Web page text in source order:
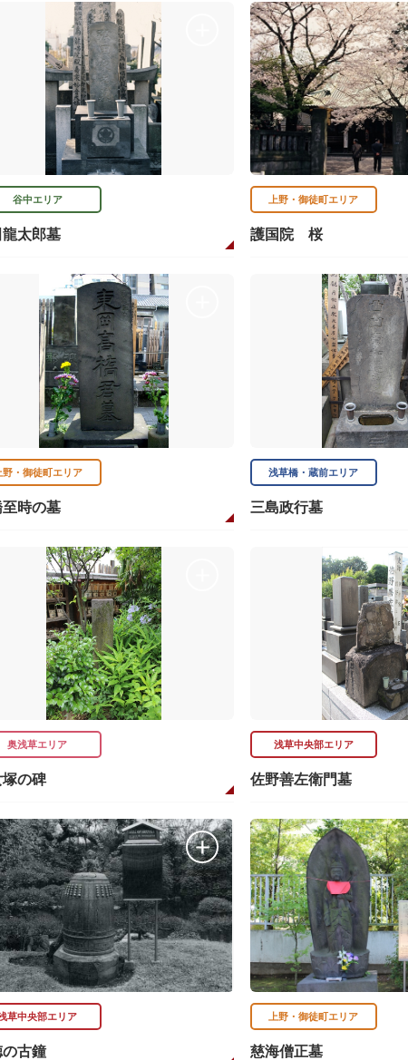
谷中エリア
太郎墓
上野・御徒町エリア
護国院 桜
野・御徒町エリア
時の墓
浅草橋・蔵前エリア
三島政行墓
奥浅草エリア
の碑
浅草中央部エリア
佐野善左衛門墓
草中央部エリア
古鐘
上野・御徒町エリア
慈海僧正墓